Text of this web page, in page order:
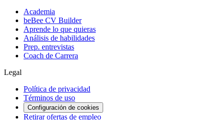
Academia
beBee CV Builder
Aprende lo que quieras
Análisis de habilidades
Prep. entrevistas
Coach de Carrera
Legal
Política de privacidad
Términos de uso
Configuración de cookies
Retirar ofertas de empleo